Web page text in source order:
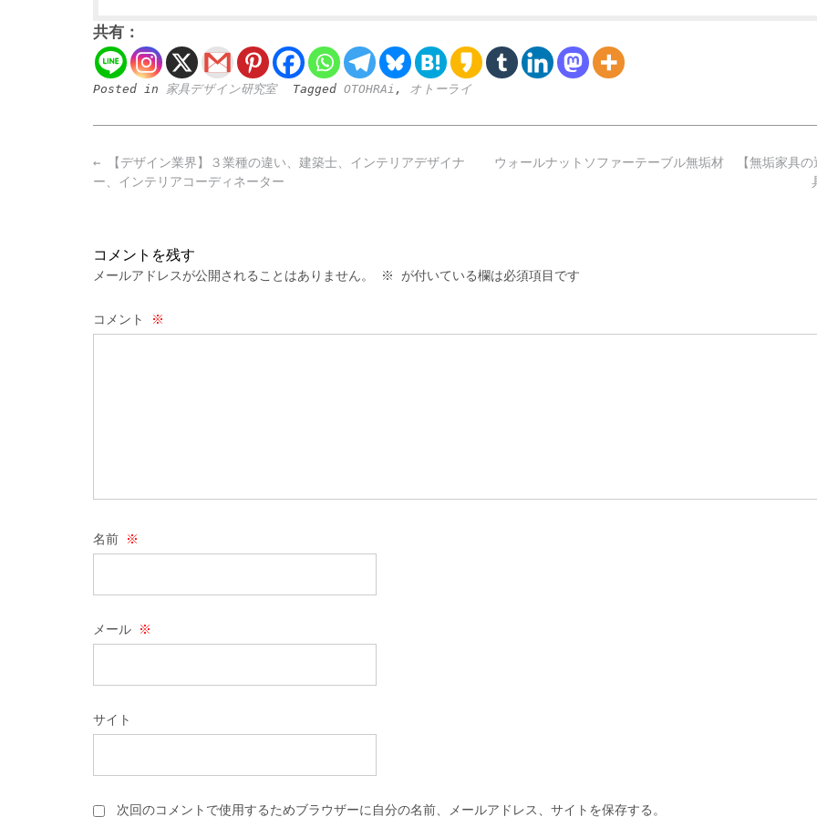
共有：
Posted in 家具デザイン研究室 Tagged OTOHRAi , オトーライ
Post
navigation
ウォールナットソファーテーブル無垢材 【無垢家具の
← 【デザイン業界】３業種の違い、建築士、インテリアデザイナ
ー、インテリアコーディネーター
コメントを残す
メールアドレスが公開されることはありません。 ※ が付いている欄は必須項目です
コメント ※
名前 ※
メール ※
サイト
次回のコメントで使用するためブラウザーに自分の名前、メールアドレス、サイトを保存する。